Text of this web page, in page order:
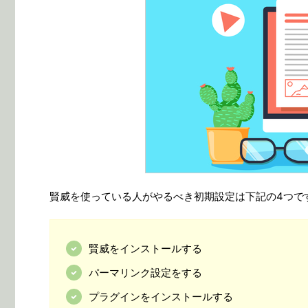
賢威を使っている人がやるべき初期設定は下記の4つで
賢威をインストールする
パーマリンク設定をする
プラグインをインストールする